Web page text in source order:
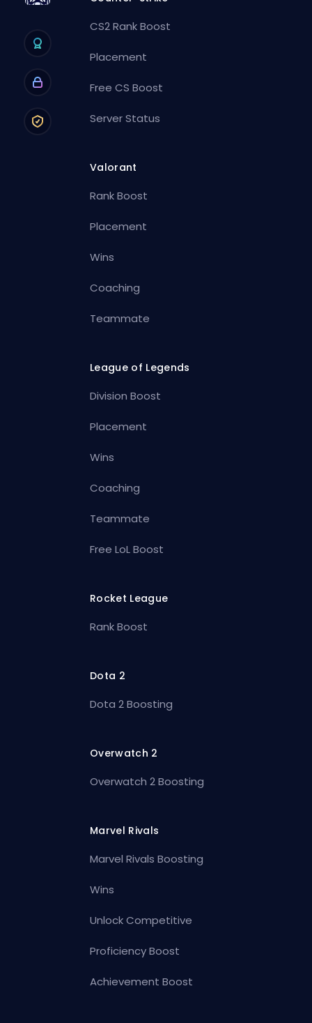
CS2 Rank Boost
Placement
Free CS Boost
Server Status
Valorant
Rank Boost
Placement
Wins
Coaching
Teammate
League of Legends
Division Boost
Placement
Wins
Coaching
Teammate
Free LoL Boost
Rocket League
Rank Boost
Dota 2
Dota 2 Boosting
Overwatch 2
Overwatch 2 Boosting
Marvel Rivals
Marvel Rivals Boosting
Wins
Unlock Competitive
Proficiency Boost
Achievement Boost